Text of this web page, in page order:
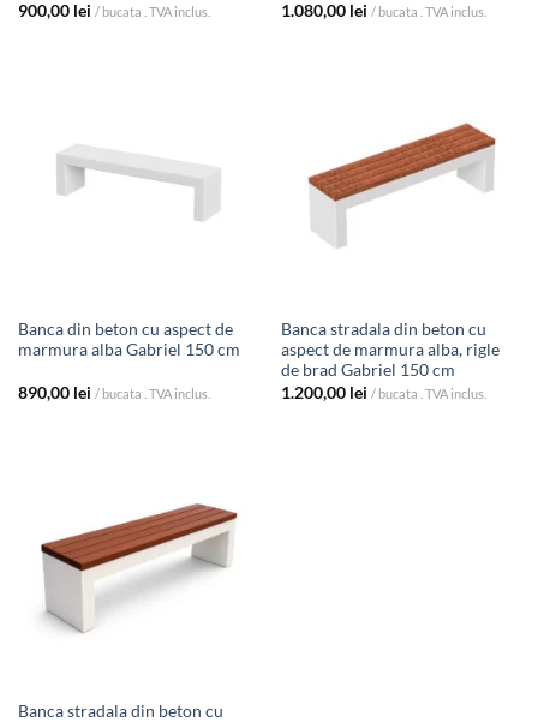
900,00 lei / bucata . TVA inclus.
1.080,00 lei / bucata . TVA inclus.
Banca din beton cu aspect de
marmura alba Gabriel 150 cm
890,00 lei / bucata . TVA inclus.
Banca stradala din beton cu
aspect de marmura alba, rigle
de brad Gabriel 150 cm
1.200,00 lei / bucata . TVA inclus.
Banca stradala din beton cu